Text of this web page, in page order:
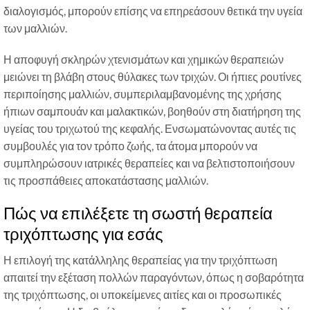
διαλογισμός, μπορούν επίσης να επηρεάσουν θετικά την υγεία
των μαλλιών.
Η αποφυγή σκληρών χτενισμάτων και χημικών θεραπειών
μειώνει τη βλάβη στους θύλακες των τριχών. Οι ήπιες ρουτίνες
περιποίησης μαλλιών, συμπεριλαμβανομένης της χρήσης
ήπιων σαμπουάν και μαλακτικών, βοηθούν στη διατήρηση της
υγείας του τριχωτού της κεφαλής. Ενσωματώνοντας αυτές τις
συμβουλές για τον τρόπο ζωής, τα άτομα μπορούν να
συμπληρώσουν ιατρικές θεραπείες και να βελτιστοποιήσουν
τις προσπάθειες αποκατάστασης μαλλιών.
Πώς να επιλέξετε τη σωστή θεραπεία
τριχόπτωσης για εσάς
Η επιλογή της κατάλληλης θεραπείας για την τριχόπτωση
απαιτεί την εξέταση πολλών παραγόντων, όπως η σοβαρότητα
της τριχόπτωσης, οι υποκείμενες αιτίες και οι προσωπικές